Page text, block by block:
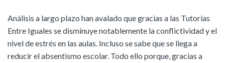
Análisis a largo plazo han avalado que gracias a las Tutorías
Entre Iguales se disminuye notablemente la conflictividad y el
nivel de estrés en las aulas. Incluso se sabe que se llega a
reducir el absentismo escolar. Todo ello porque, gracias a